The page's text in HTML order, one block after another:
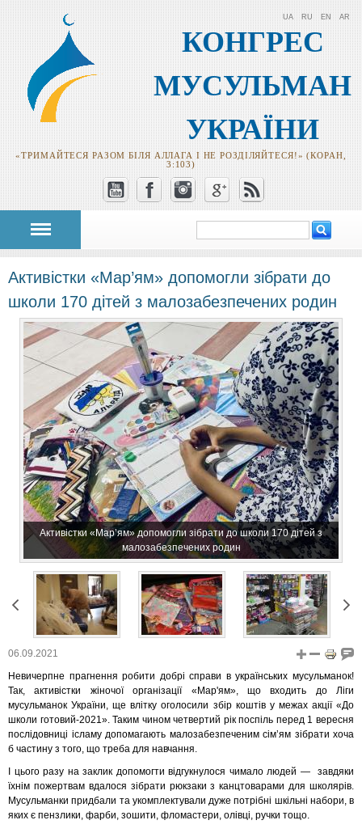
КОНГРЕС
МУСУЛЬМАН
УКРАЇНИ
«ТРИМАЙТЕСЯ РАЗОМ БІЛЯ АЛЛАГА І НЕ РОЗДІЛЯЙТЕСЯ!» (КОРАН,
3:103)
UA RU EN AR
Пошукова
форма
Активістки «Мар’ям» допомогли зібрати до
школи 170 дітей з малозабезпечених родин
Активістки «Мар’ям» допомогли зібрати до школи 170 дітей з
малозабезпечених родин
06.09.2021
Невичерпне прагнення робити добрі справи в українських мусульманок!
Так, активістки жіночої організації «Мар'ям», що входить до Ліги
мусульманок України, ще влітку оголосили збір коштів у межах акції «До
школи готовий-2021». Таким чином четвертий рік поспіль перед 1 вересня
послідовниці ісламу допомагають малозабезпеченим сім’ям зібрати хоча
б частину з того, що треба для навчання.
І цього разу на заклик допомогти відгукнулося чимало людей — завдяки
їхнім пожертвам вдалося зібрати рюкзаки з канцтоварами для школярів.
Мусульманки придбали та укомплектували дуже потрібні шкільні набори, в
яких є пензлики, фарби, зошити, фломастери, олівці, ручки тощо.